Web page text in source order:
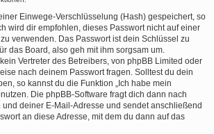
Einwege-Verschlüsselung (Hash) gespeichert, so
wird dir empfohlen, dieses Passwort nicht auf einer
verwenden. Das Passwort ist dein Schlüssel zu
das Board, also geh mit ihm sorgsam um.
Vertreter des Betreibers, von phpBB Limited oder
nach deinem Passwort fragen. Solltest du dein
so kannst du die Funktion „Ich habe mein
Die phpBB-Software fragt dich dann nach
deiner E-Mail-Adresse und sendet anschließend
an diese Adresse, mit dem du dann auf das